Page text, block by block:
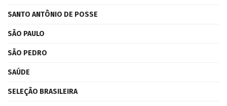
SANTO ANTÔNIO DE POSSE
SÃO PAULO
SÃO PEDRO
SAÚDE
SELEÇÃO BRASILEIRA